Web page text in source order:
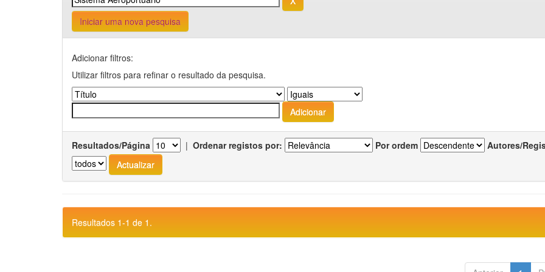
Iniciar uma nova pesquisa
Adicionar filtros:
Utilizar filtros para refinar o resultado da pesquisa.
Resultados/Página | Ordenar registos por: Por ordem Autores/
Resultados 1-1 de 1.